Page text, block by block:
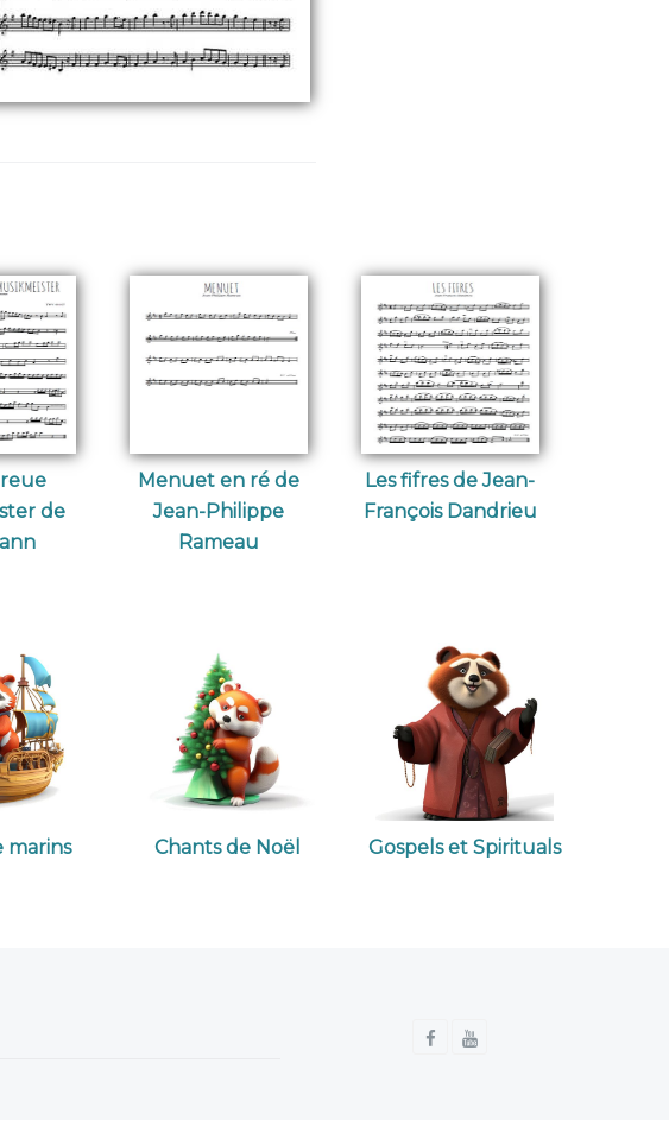
de
Menuet en ré de
Jean-Philippe
Rameau
Les fifres de Jean-
François Dandrieu
marins Chants de Noël Gospels et Spirituals